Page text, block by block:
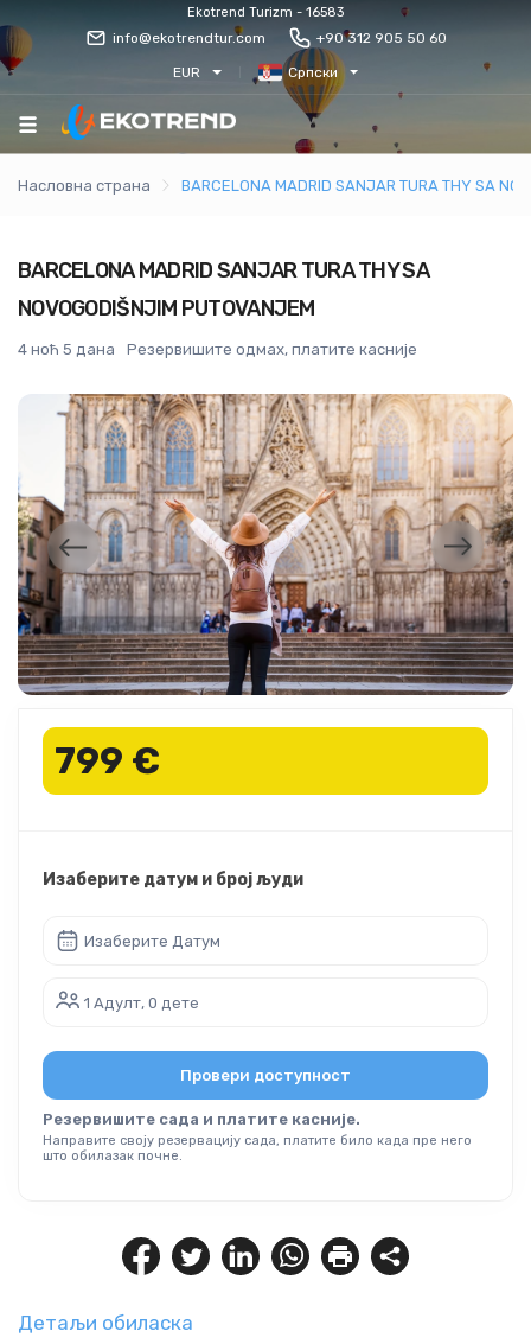
Ekotrend Turizm - 16583
info@ekotrendtur.com +90 312 905 50 60
EUR Српски
Насловна страна BARCELONA MADRID SANJAR TURA THY SA
Детаљи обиласка
BARCELONA MADRID SANJAR TURA THY SA
NOVOGODIŠNJIM PUTOVANJEM
4 ноћ 5 дана Резервишите одмах, платите касније
799 €
Изаберите датум и број људи
Изаберите Датум
1 Адулт, 0 дете
Провери доступност
Резервишите сада и платите касније.
Направите своју резервацију сада, платите било када пре него
што обилазак почне.